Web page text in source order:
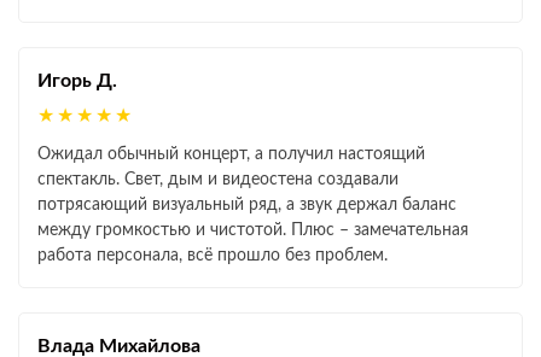
Игорь Д.
★★★★★
Ожидал обычный концерт, а получил настоящий
спектакль. Свет, дым и видеостена создавали
потрясающий визуальный ряд, а звук держал баланс
между громкостью и чистотой. Плюс – замечательная
работа персонала, всё прошло без проблем.
Влада Михайлова